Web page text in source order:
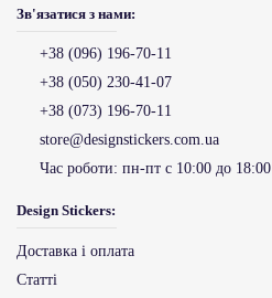
Зв'язатися з нами:
+38 (096) 196-70-11
+38 (050) 230-41-07
+38 (073) 196-70-11
store@designstickers.com.ua
Час роботи: пн-пт с 10:00 до 18:00
Design Stickers:
Доставка і оплата
Статті